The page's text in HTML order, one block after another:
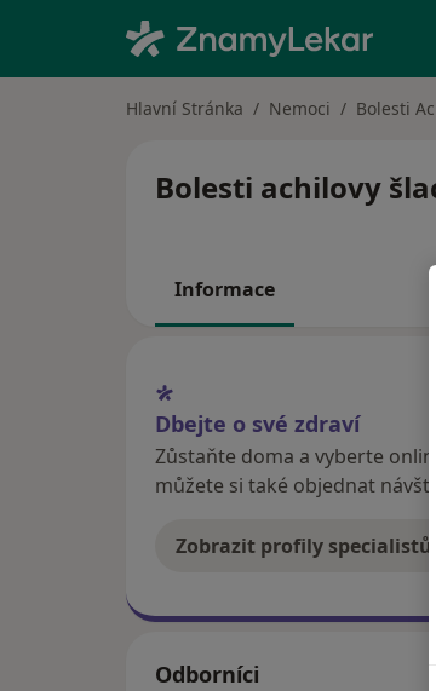
Hlavní Stránka Nemoci Bolesti
Bolesti achilovy
Informace
Dbejte o své zdraví
Zůstaňte doma a vyberte
můžete si také objednat
Zobrazit profily specialistů
Odborníci